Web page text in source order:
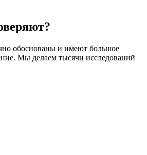
обоснованы и имеют большое
Мы делаем тысячи исследований